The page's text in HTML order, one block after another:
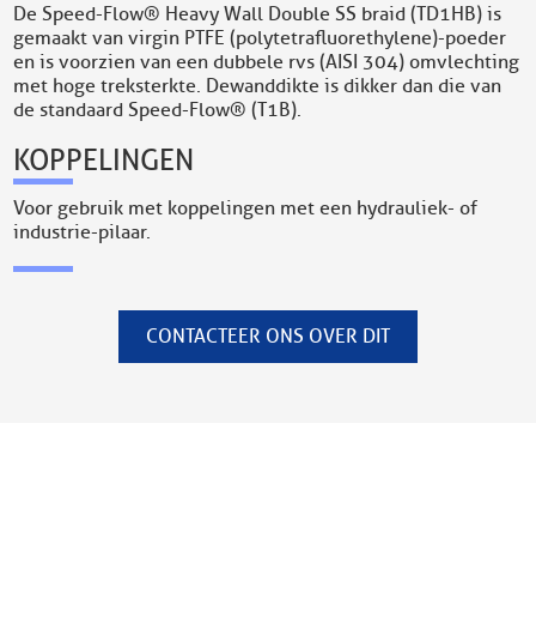
De Speed-Flow® Heavy Wall Double SS braid (TD1HB) is
gemaakt van virgin PTFE (polytetrafluorethylene)-poeder
en is voorzien van een dubbele rvs (AISI 304) omvlechting
met hoge treksterkte. De wanddikte is dikker dan die van
de standaard Speed-Flow® (T1B).
KOPPELINGEN
Voor gebruik met koppelingen met een hydrauliek- of
industrie-pilaar.
CONTACTEER ONS OVER DIT